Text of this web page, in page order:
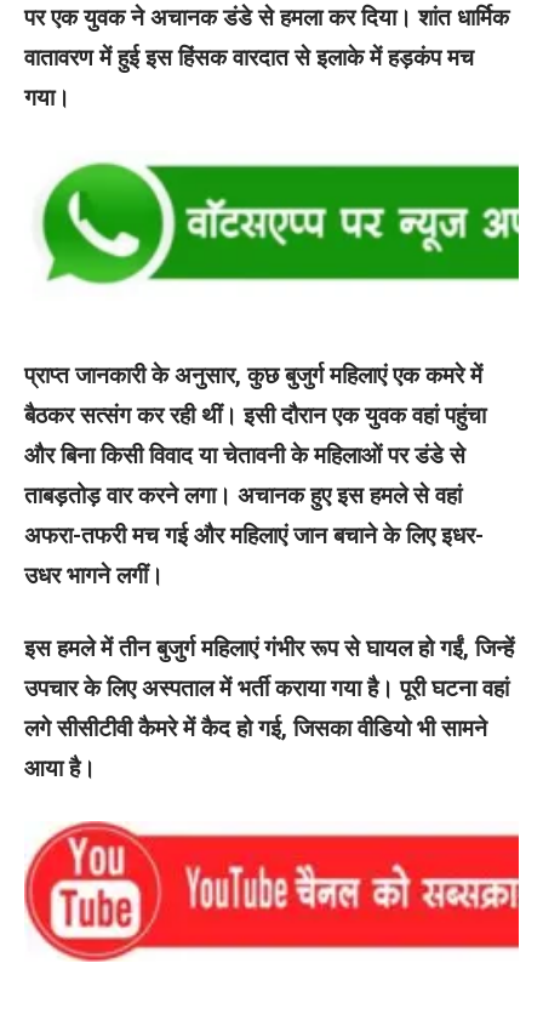
पर एक युवक ने अचानक डंडे से हमला कर दिया। शांत धार्मिक
वातावरण में हुई इस हिंसक वारदात से इलाके में हड़कंप मच
गया।
प्राप्त जानकारी के अनुसार, कुछ बुजुर्ग महिलाएं एक कमरे में
बैठकर सत्संग कर रही थीं। इसी दौरान एक युवक वहां पहुंचा
और बिना किसी विवाद या चेतावनी के महिलाओं पर डंडे से
ताबड़तोड़ वार करने लगा। अचानक हुए इस हमले से वहां
अफरा-तफरी मच गई और महिलाएं जान बचाने के लिए इधर-
उधर भागने लगीं।
इस हमले में तीन बुजुर्ग महिलाएं गंभीर रूप से घायल हो गईं, जिन्हें
उपचार के लिए अस्पताल में भर्ती कराया गया है। पूरी घटना वहां
लगे सीसीटीवी कैमरे में कैद हो गई, जिसका वीडियो भी सामने
आया है।